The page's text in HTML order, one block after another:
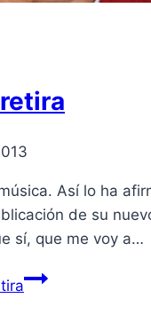
Así lo ha
de su
sí, que me voy a…